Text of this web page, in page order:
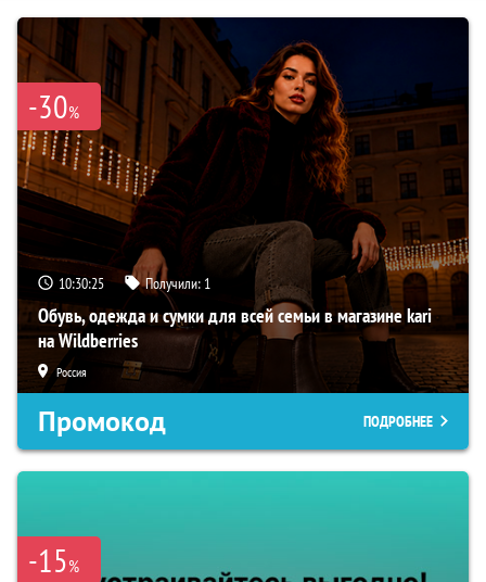
-30%
10:30:23 Получили: 1
Обувь, одежда и сумки для всей семьи в магазине kari
на Wildberries
Россия
Промокод ПОДРОБНЕЕ
-15%